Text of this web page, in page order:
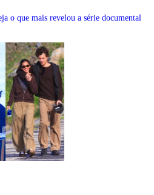
o que mais revelou a série documental